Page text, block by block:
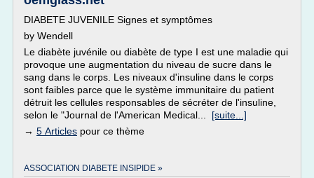
DIABETE JUVENILE Signes et symptômes
by Wendell
Le diabète juvénile ou diabète de type I est une maladie qui
provoque une augmentation du niveau de sucre dans le
sang dans le corps. Les niveaux d'insuline dans le corps
sont faibles parce que le système immunitaire du patient
détruit les cellules responsables de sécréter de l'insuline,
selon le "Journal de l'American Medical... [suite...]
→ 5 Articles pour ce thème
ASSOCIATION DIABETE INSIPIDE »